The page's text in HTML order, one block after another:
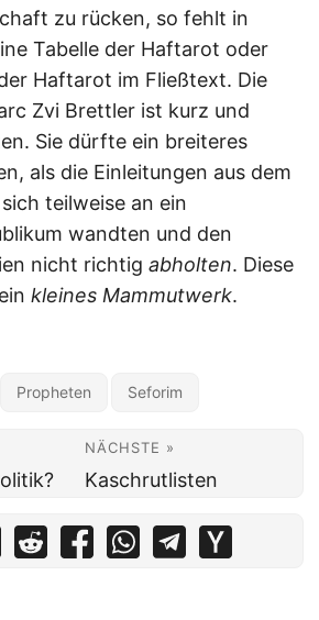
zu rücken, so fehlt in
Tabelle der Haftarot oder
Haftarot im Fließtext. Die
Zvi Brettler ist kurz und
Sie dürfte ein breiteres
als die Einleitungen aus dem
teilweise an ein
wandten und den
nicht richtig abholten. Diese
kleines Mammutwerk.
Propheten Seforim
NÄCHSTE »
Kaschrutlisten